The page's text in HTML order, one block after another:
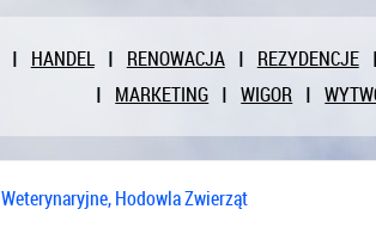
HANDEL RENOWACJA REZYDENCJE
MARKETING
WIGOR
Weterynaryjne, Hodowla Zwierząt